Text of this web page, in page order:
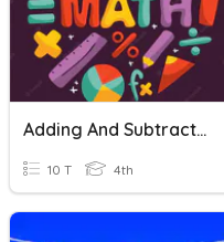
Adding And Subtracting Rational Numbers
10 T 4th